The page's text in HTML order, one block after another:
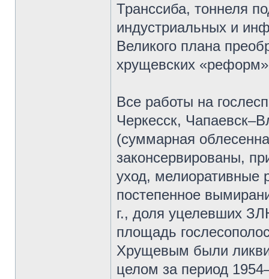
Транссиба, тоннеля
индустриальных и
Великого плана
хрущевских
Все работы на
Черкесск,
(суммарная
законсервированы,
уход, мелиоративные
постепенное
г., доля уцелевших
площадь
Хрущевым были
целом за период